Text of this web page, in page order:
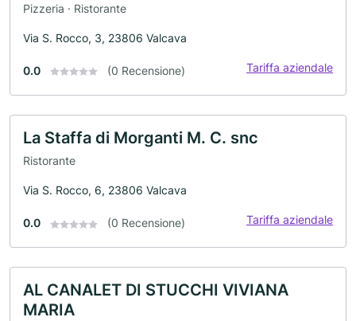
Pizzeria · Ristorante
Via S. Rocco, 3, 23806 Valcava
0.0 (0 Recensione) Tariffa aziendale
La Staffa di Morganti M. C. snc
Ristorante
Via S. Rocco, 6, 23806 Valcava
0.0 (0 Recensione) Tariffa aziendale
AL CANALET DI STUCCHI VIVIANA
MARIA